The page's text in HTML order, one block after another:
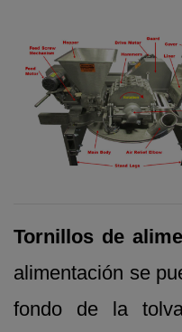
Tornillos de
alimentación se
fondo de la